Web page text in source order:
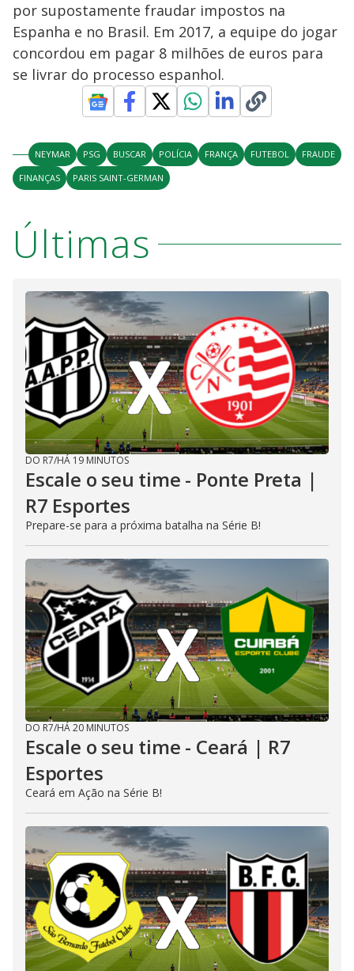
por supostamente fraudar impostos na
Espanha e no Brasil. Em 2017, a equipe do jogar
concordou em pagar 8 milhões de euros para
se livrar do processo espanhol.
NEYMAR PSG BUSCAR POLÍCIA FRANÇA FUTEBOL
FRAUDE
FINANÇAS
PARIS SAINT-GERMAN
Últimas
DO R7/HÁ 19 MINUTOS
Escale o seu time - Ponte Preta |
R7 Esportes
Prepare-se para a próxima batalha na Série B!
DO R7/HÁ 20 MINUTOS
Escale o seu time - Ceará | R7
Esportes
Ceará em Ação na Série B!